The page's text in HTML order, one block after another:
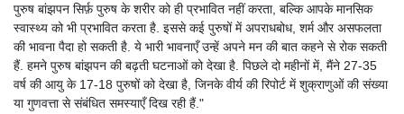
पुरुष बांझपन सिर्फ़ पुरुष के शरीर को ही प्रभावित नहीं करता, बल्कि आपके मानसिक
स्वास्थ्य को भी प्रभावित करता है. इससे कई पुरुषों में अपराधबोध, शर्म और असफलता
की भावना पैदा हो सकती है. ये भारी भावनाएँ उन्हें अपने मन की बात कहने से रोक सकती
हैं. हमने पुरुष बांझपन की बढ़ती घटनाओं को देखा है. पिछले दो महीनों में, मैंने 27-35
वर्ष की आयु के 17-18 पुरुषों को देखा है, जिनके वीर्य की रिपोर्ट में शुक्राणुओं की संख्या
या गुणवत्ता से संबंधित समस्याएँ दिख रही हैं."